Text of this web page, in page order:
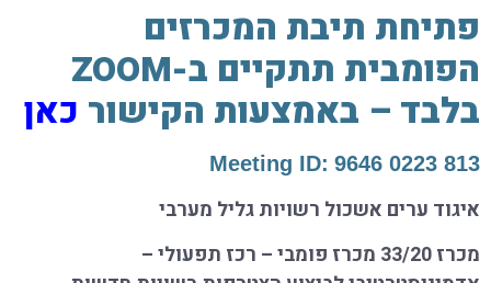
פתיחת תיבת המכרזים
הפומבית תתקיים ב-ZOOM
בלבד – באמצעות הקישור כאן
Meeting ID: 813 0223 9646
איגוד ערים אשכול רשויות גליל מערבי
מכרז 33/20 מכרז פומבי – רכז תפעולי –